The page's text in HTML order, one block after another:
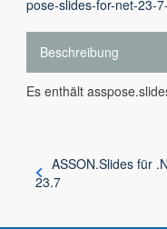
pose-slides-for-net-23-
Beschreibung
Es enthält
ASSON.Slides für
23.7